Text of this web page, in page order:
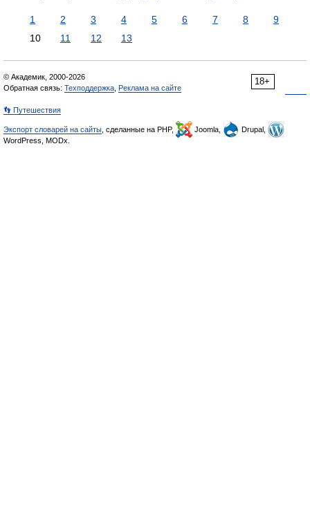
1 2 3 4 5 6 7 8
9
10
11 12 13
18+
© Академик, 2000-2026
Обратная связь: Техподдержка Реклама на сайте
👣 Путешествия
Экспорт словарей на сайты , сделанные на PHP, Joomla,
Drupal,
WordPress, MODx.